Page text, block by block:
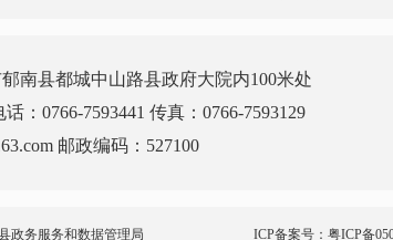
南县都城中山路县政府大院内100米处
：0766-7593441 传真：0766-7593129
邮政编码：527100
政务服务和数据管理局 ICP备案号： 粤ICP备